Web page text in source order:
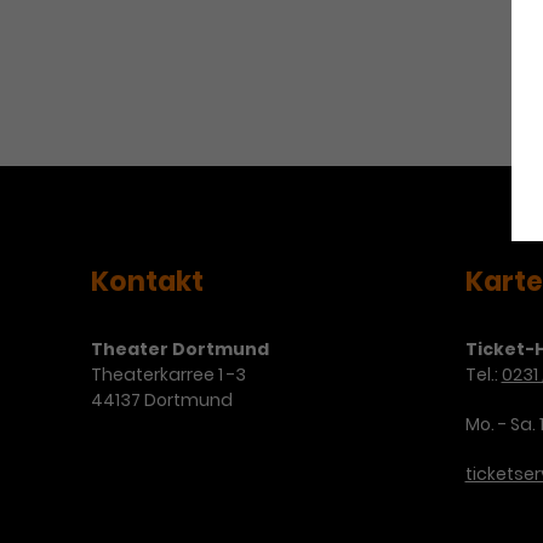
Kontakt
Theater Dortmund
Theaterkarree 1 -3
44137 Dortmund
Ticket-
Tel.:
Mo. - Sa.